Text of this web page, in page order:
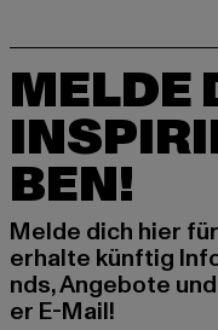
MELDE
BEN!
Melde dich hier
erhalte künftig
nds, Angebote
er E-Mail!